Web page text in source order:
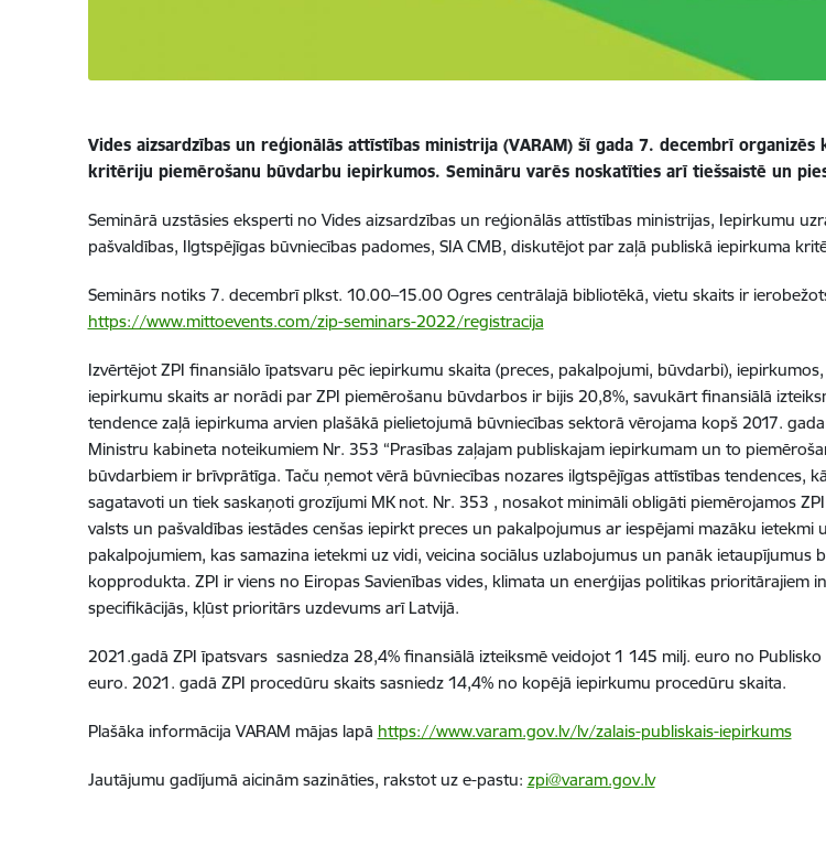
Vides aizsardzības un reģionālās attīstības ministrija (VARAM) šī gada 7. decembrī
kritēriju piemērošanu būvdarbu iepirkumos. Semināru varēs noskatīties arī tiešsaistē un
Seminārā uzstāsies eksperti no Vides aizsardzības un reģionālās attīstības ministrijas, Iepirkumu
pašvaldības, Ilgtspējīgas būvniecības padomes, SIA CMB, diskutējot par zaļā publiskā iepirkuma
Seminārs notiks 7. decembrī plkst. 10.00–15.00 Ogres centrālajā bibliotēkā, vietu skaits ir
https://www.mittoevents.com/zip-seminars-2022/registracija
Izvērtējot ZPI finansiālo īpatsvaru pēc iepirkumu skaita (preces, pakalpojumi, būvdarbi),
iepirkumu skaits ar norādi par ZPI piemērošanu būvdarbos ir bijis 20,8%, savukārt finansiālā
tendence zaļā iepirkuma arvien plašākā pielietojumā būvniecības sektorā vērojama kopš 2017.
Ministru kabineta noteikumiem Nr. 353 “Prasības zaļajam publiskajam iepirkumam un to
būvdarbiem ir brīvprātīga. Taču ņemot vērā būvniecības nozares ilgtspējīgas attīstības tendences,
sagatavoti un tiek saskaņoti grozījumi MK not. Nr. 353 , nosakot minimāli obligāti piemērojamos
valsts un pašvaldības iestādes cenšas iepirkt preces un pakalpojumus ar iespējami mazāku
pakalpojumiem, kas samazina ietekmi uz vidi, veicina sociālus uzlabojumus un panāk ietaupījumus
kopprodukta. ZPI ir viens no Eiropas Savienības vides, klimata un enerģijas politikas prioritārajiem
specifikācijās, kļūst prioritārs uzdevums arī Latvijā.
2021.gadā ZPI īpatsvars sasniedza 28,4% finansiālā izteiksmē veidojot 1 145 milj. euro no
euro. 2021. gadā ZPI procedūru skaits sasniedz 14,4% no kopējā iepirkumu procedūru skaita.
Plašāka informācija VARAM mājas lapā https://www.varam.gov.lv/lv/zalais-publiskais-iepirkums
Jautājumu gadījumā aicinām sazināties, rakstot uz e-pastu: zpi@varam.gov.lv